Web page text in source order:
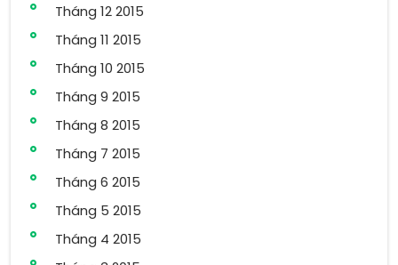
Tháng 12 2015
Tháng 11 2015
Tháng 10 2015
Tháng 9 2015
Tháng 8 2015
Tháng 7 2015
Tháng 6 2015
Tháng 5 2015
Tháng 4 2015